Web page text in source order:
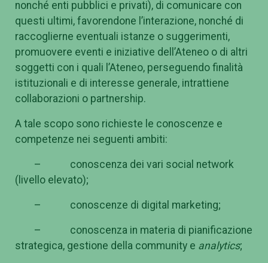
nonché enti pubblici e privati), di comunicare con
questi ultimi, favorendone l’interazione, nonché di
raccoglierne eventuali istanze o suggerimenti,
promuovere eventi e iniziative dell’Ateneo o di altri
soggetti con i quali l’Ateneo, perseguendo finalità
istituzionali e di interesse generale, intrattiene
collaborazioni o partnership.
A tale scopo sono richieste le conoscenze e
competenze nei seguenti ambiti:
– conoscenza dei vari social network
(livello elevato);
– conoscenze di digital marketing;
– conoscenza in materia di pianificazione
strategica, gestione della community e analytics;